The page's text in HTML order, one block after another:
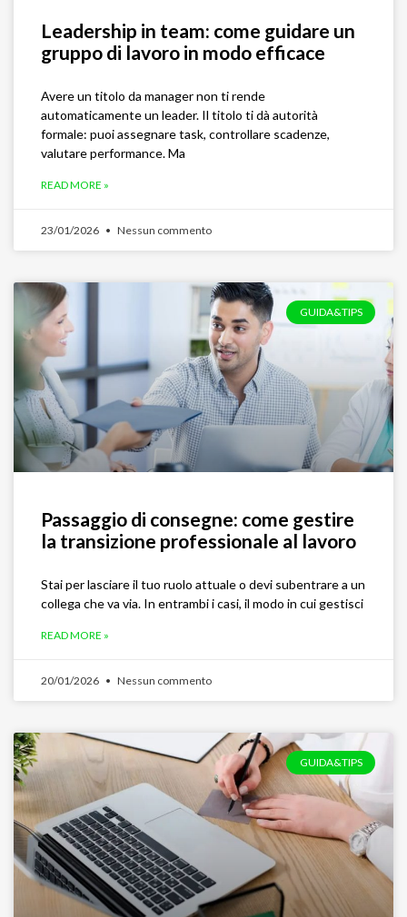
Leadership in team: come guidare un
gruppo di lavoro in modo efficace
Avere un titolo da manager non ti rende
automaticamente un leader. Il titolo ti dà autorità
formale: puoi assegnare task, controllare scadenze,
valutare performance. Ma
READ MORE »
23/01/2026 Nessun commento
GUIDA&TIPS
Passaggio di consegne: come gestire
la transizione professionale al lavoro
Stai per lasciare il tuo ruolo attuale o devi subentrare a un
collega che va via. In entrambi i casi, il modo in cui gestisci
READ MORE »
20/01/2026 Nessun commento
GUIDA&TIPS